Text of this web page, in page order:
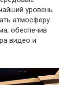
уровень
атмосферу
обеспечив
видео и